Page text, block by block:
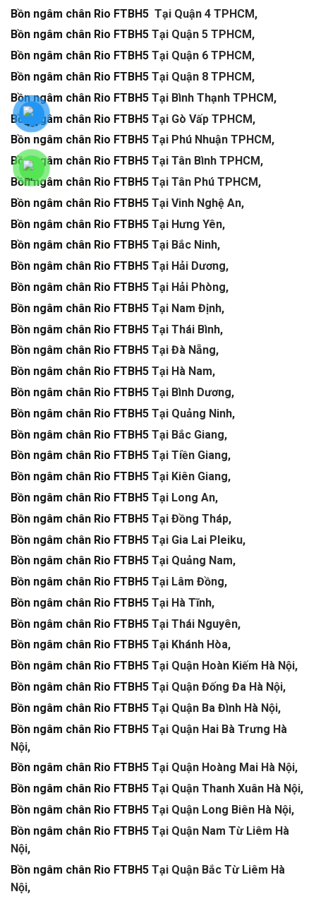
Bồn ngâm chân Rio FTBH5 Tại Quận 4 TPHCM,
Bồn ngâm chân Rio FTBH5 Tại Quận 5 TPHCM,
Bồn ngâm chân Rio FTBH5 Tại Quận 6 TPHCM,
Bồn ngâm chân Rio FTBH5 Tại Quận 8 TPHCM,
Bồn ngâm chân Rio FTBH5 Tại Bình Thạnh TPHCM,
Bồn ngâm chân Rio FTBH5 Tại Gò Vấp TPHCM,
Bồn ngâm chân Rio FTBH5 Tại Phú Nhuận TPHCM,
Bồn ngâm chân Rio FTBH5 Tại Tân Bình TPHCM,
Bồn ngâm chân Rio FTBH5 Tại Tân Phú TPHCM,
Bồn ngâm chân Rio FTBH5 Tại Vinh Nghệ An,
Bồn ngâm chân Rio FTBH5 Tại Hưng Yên,
Bồn ngâm chân Rio FTBH5 Tại Bắc Ninh,
Bồn ngâm chân Rio FTBH5 Tại Hải Dương,
Bồn ngâm chân Rio FTBH5 Tại Hải Phòng,
Bồn ngâm chân Rio FTBH5 Tại Nam Định,
Bồn ngâm chân Rio FTBH5 Tại Thái Bình,
Bồn ngâm chân Rio FTBH5 Tại Đà Nẵng,
Bồn ngâm chân Rio FTBH5 Tại Hà Nam,
Bồn ngâm chân Rio FTBH5 Tại Bình Dương,
Bồn ngâm chân Rio FTBH5 Tại Quảng Ninh,
Bồn ngâm chân Rio FTBH5 Tại Bắc Giang,
Bồn ngâm chân Rio FTBH5 Tại Tiền Giang,
Bồn ngâm chân Rio FTBH5 Tại Kiên Giang,
Bồn ngâm chân Rio FTBH5 Tại Long An,
Bồn ngâm chân Rio FTBH5 Tại Đồng Tháp,
Bồn ngâm chân Rio FTBH5 Tại Gia Lai Pleiku,
Bồn ngâm chân Rio FTBH5 Tại Quảng Nam,
Bồn ngâm chân Rio FTBH5 Tại Lâm Đồng,
Bồn ngâm chân Rio FTBH5 Tại Hà Tĩnh,
Bồn ngâm chân Rio FTBH5 Tại Thái Nguyên,
Bồn ngâm chân Rio FTBH5 Tại Khánh Hòa,
Bồn ngâm chân Rio FTBH5 Tại Quận Hoàn Kiếm Hà Nội,
Bồn ngâm chân Rio FTBH5 Tại Quận Đống Đa Hà Nội,
Bồn ngâm chân Rio FTBH5 Tại Quận Ba Đình Hà Nội,
Bồn ngâm chân Rio FTBH5 Tại Quận Hai Bà Trưng Hà
Nội,
Bồn ngâm chân Rio FTBH5 Tại Quận Hoàng Mai Hà Nội,
Bồn ngâm chân Rio FTBH5 Tại Quận Thanh Xuân Hà Nội,
Bồn ngâm chân Rio FTBH5 Tại Quận Long Biên Hà Nội,
Bồn ngâm chân Rio FTBH5 Tại Quận Nam Từ Liêm Hà
Nội,
Bồn ngâm chân Rio FTBH5 Tại Quận Bắc Từ Liêm Hà
Nội,